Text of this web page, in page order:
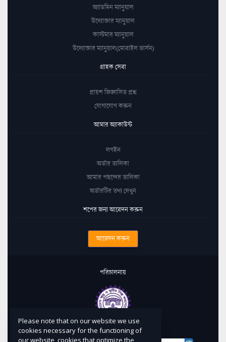
অ্যাডমিন ম্যানুয়াল
উদ্যোক্তার ম্যানুয়াল
কাস্টমার ম্যানুয়াল
উদ্যোক্তার ম্যানুয়াল(মোবাইল ভার্সন)
গ্রাহক সেবা
প্রায়শ জিজ্ঞাসিত প্রশ্ন
যোগাযোগ করুন
আমার অ্যাকাউন্ট
লগইন
অর্ডার তালিকা
আমার পছন্দের তালিকা
অর্ডারটির তথ্য দেখুন
শপের জন্য আবেদন করুন
আবেদন করুন
পরিচালনায়
কারিগরি সহায়তায়
Please note that on our website we use
cookies necessary for the functioning of
our website, cookies that optimize the